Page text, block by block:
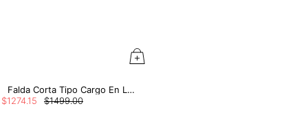
Falda Corta Tipo Cargo En La Cintura
$1499.00
$127415